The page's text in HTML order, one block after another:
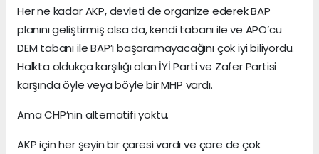
Her ne kadar AKP, devleti de organize ederek BAP
planını geliştirmiş olsa da, kendi tabanı ile ve APO’cu
DEM tabanı ile BAP’ı başaramayacağını çok iyi biliyordu.
Halkta oldukça karşılığı olan İYİ Parti ve Zafer Partisi
karşında öyle veya böyle bir MHP vardı.
Ama CHP’nin alternatifi yoktu.
AKP için her şeyin bir çaresi vardı ve çare de çok